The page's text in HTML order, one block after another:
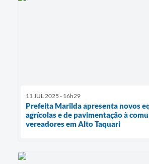
11 JUL 2025 - 16h29
Prefeita Marilda apresenta novos
agrícolas e de pavimentação à
vereadores em Alto Taquari